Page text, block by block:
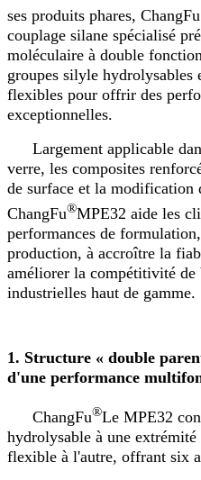
ses produits phares,
couplage silane spécialisé
moléculaire à double
groupes silyle hydrolysables
flexibles pour offrir des
exceptionnelles.
Largement applicable
verre, les composites
de surface et la modification
ChangFu®MPE32 aide les
performances de
production, à accroître la
améliorer la compétitivité de
industrielles haut de gamme.
1. Structure « double
d'une performance
ChangFu®Le MPE32
hydrolysable à une
flexible à l'autre, offrant six